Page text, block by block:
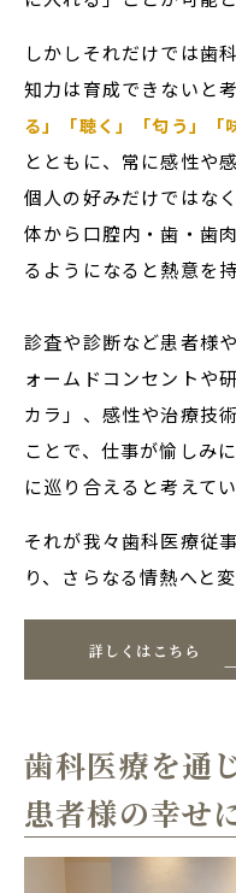
しかしそれだけでは歯
知力は育成できないと考
る」「聴く」「匂う」「
とともに、常に感性や
個人の好みだけではな
体から口腔内・歯・歯
るようになると熱意を
診査や診断など患者様
ォームドコンセントや
カラ」、感性や治療技
ことで、仕事が愉しみ
に巡り合えると考えてい
それが我々歯科医療従
り、さらなる情熱へと
詳しくはこちら
歯科医療を通
患者様の幸せ